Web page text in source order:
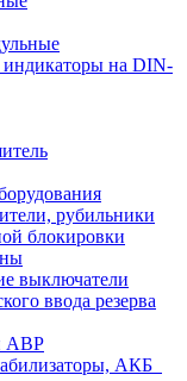
индикаторы на DIN-
рубильники
блокировки
выключатели
ввода резерва
АВР
АКБ